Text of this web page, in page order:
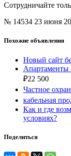
Сотрудничайте
№ 14534 23 июня
Похожие объявления
Новый сайт
Апартаменты
₽22 500
Частное
кабельная
Как и где
условиях?
Поделиться